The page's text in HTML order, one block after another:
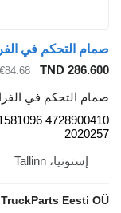
TND
€84.68
≈ $97.84
التحكم في الفرامل
1888014
إستونيا، Tallinn
TruckParts Eesti